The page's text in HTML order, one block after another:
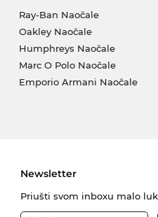
Ray-Ban Naočale
Oakley Naočale
Humphreys Naočale
Marc O Polo Naočale
Emporio Armani Naočale
Newsletter
Priušti svom inboxu malo